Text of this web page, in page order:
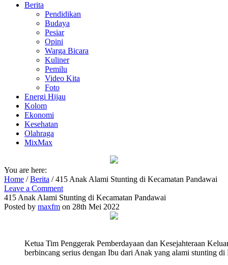
Berita
Pendidikan
Budaya
Pesiar
Opini
Warga Bicara
Kuliner
Pemilu
Video Kita
Foto
Energi Hijau
Kolom
Ekonomi
Kesehatan
Olahraga
MixMax
You are here:
Home /Berita /415 Anak Alami Stunting di Kecamatan Pandawai
Leave a Comment
415 Anak Alami Stunting di Kecamatan Pandawai
Posted by maxfm on 28th Mei 2022
Ketua Tim Penggerak Pemberdayaan dan Kesejahteraan
berbincang serius dengan Ibu dari Anak yang alami stunting